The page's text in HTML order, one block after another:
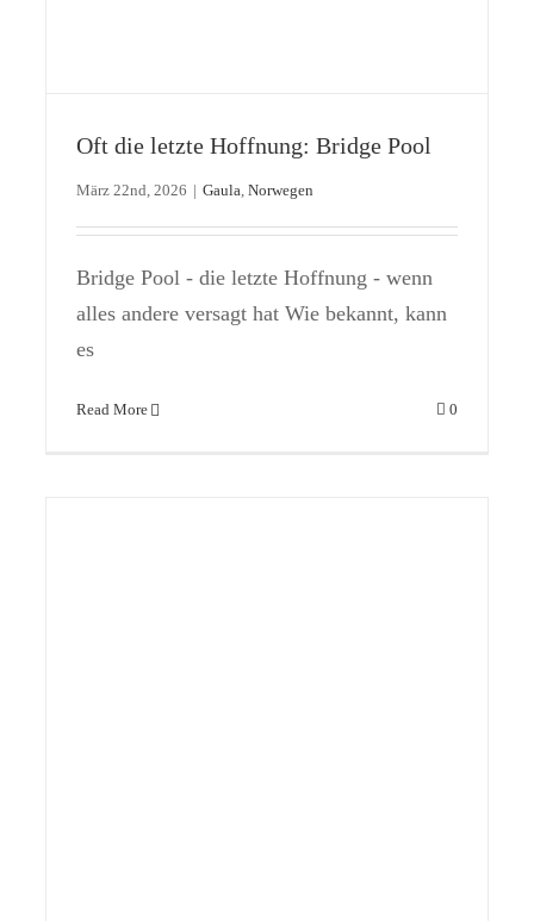
Oft die letzte Hoffnung: Bridge Pool
März 22nd, 2026 | Gaula, Norwegen
Bridge Pool - die letzte Hoffnung - wenn
alles andere versagt hat Wie bekannt, kann
es
Read More 0
Nur noch 90 Tage bis zum Saisonstart an